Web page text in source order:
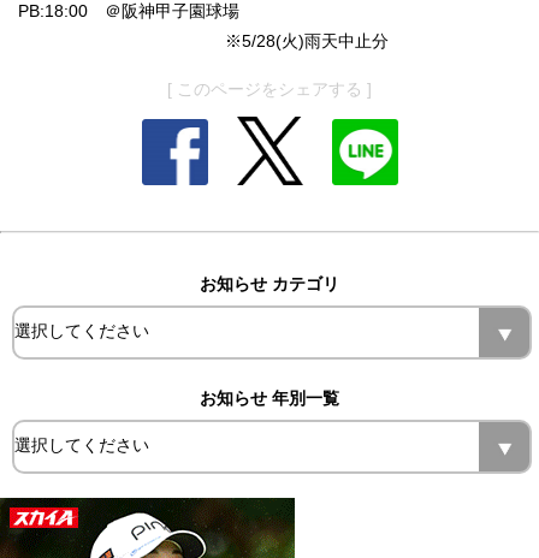
PB:18:00 ＠阪神甲子園球場
※5/28(火)雨天中止分
[ このページをシェアする ]
お知らせ カテゴリ
お知らせ 年別一覧